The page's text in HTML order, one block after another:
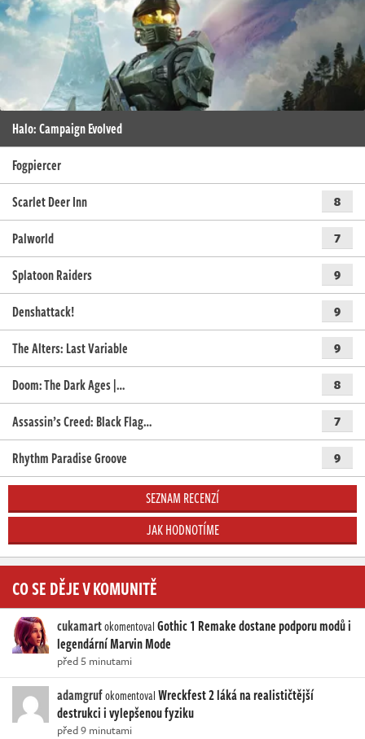
Halo: Campaign Evolved
Fogpiercer
Scarlet Deer Inn
8
Palworld 7
Splatoon Raiders 9
Denshattack! 9
The Alters: Last Variable 9
Doom: The Dark Ages |… 8
Assassin’s Creed: Black Flag… 7
Rhythm Paradise Groove 9
SEZNAM RECENZÍ
JAK HODNOTÍME
CO SE DĚJE V KOMUNITĚ
cukamartokomentovalGothic 1 Remake dostane podporu modů i
legendární Marvin Mode
před 5 minutami
adamgrufokomentovalWreckfest 2 láká na realističtější
destrukci i vylepšenou fyziku
před 9 minutami